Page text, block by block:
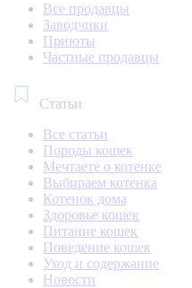
Все продавцы
Заводчики
Приюты
Частные продавцы
Статьи
Все статьи
Породы кошек
Мечтаете о котенке
Выбираем котенка
Котенок дома
Здоровье кошек
Питание кошек
Поведение кошек
Уход и содержание
Новости